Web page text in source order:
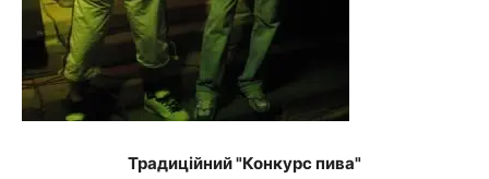
Традиційний "Конкурс пива"